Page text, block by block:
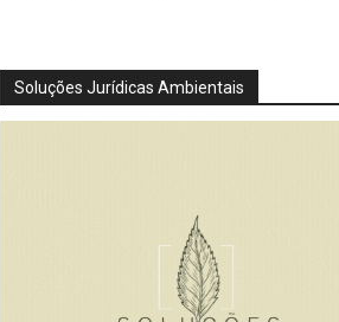
Soluções Jurídicas Ambientais